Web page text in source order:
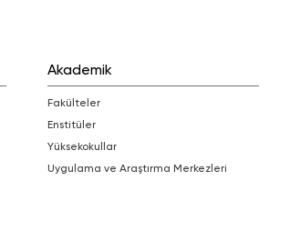
Akademik
Fakülteler
Enstitüler
Yüksekokullar
Uygulama ve Araştırma Merkezleri